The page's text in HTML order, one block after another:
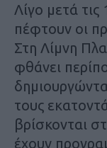
Λίγο μετά
πέφτουν οι
Στη Λίμνη
φθάνει
τους
βρίσκονται
έχουν